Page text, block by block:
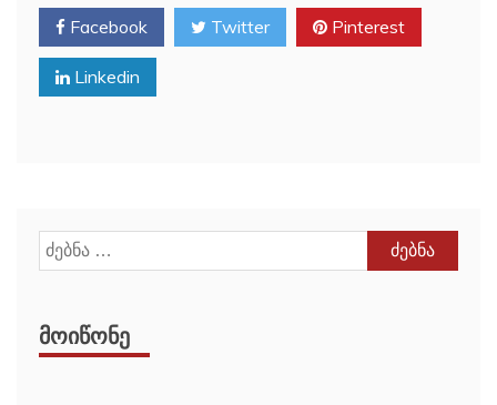
Facebook Twitter Pinterest
Linkedin
ძებნა:
ᲛᲝᲘᲬᲝᲜᲔ